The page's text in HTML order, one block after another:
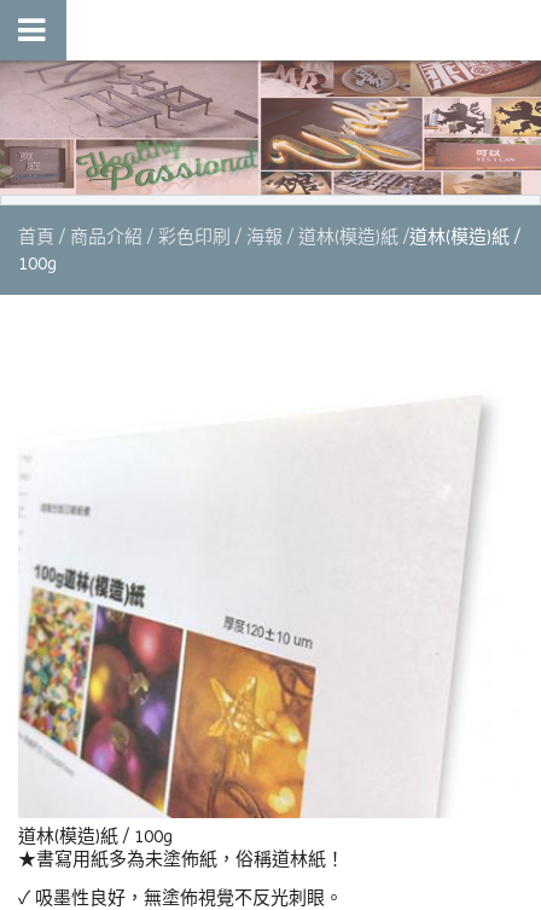
首頁 商品介紹 彩色印刷 海報 道林(模造)紙 道林(模造)紙 /
100g
道林(模造)紙 / 100g
★書寫用紙多為未塗佈紙，俗稱道林紙！
✓ 吸墨性良好，無塗佈視覺不反光刺眼。